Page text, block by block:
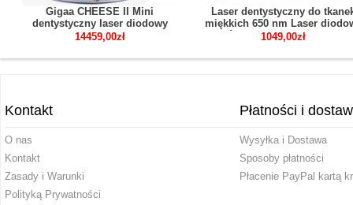
Gigaa CHEESE II Mini
dentystyczny laser diodowy
maszyna laserowa do tkanek
calowy ekran dotykowy
14459,00zł
Laser dentystyczny do
miękkich 650 nm Laser
Pióro do cięcia laserowego
1049,00zł
Kontakt
O nas
Kontakt
Zasady i Warunki
Polityką Prywatności
Płatności i
Wysyłka i Dostawa
Sposoby płatności
Płacenie PayPal kartą